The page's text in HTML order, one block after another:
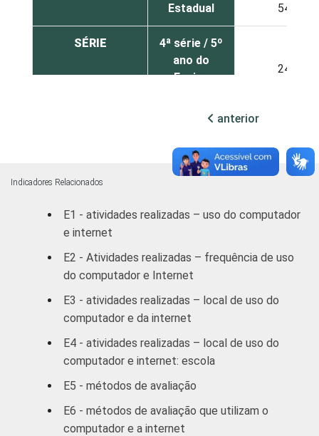
Estadual 54
SÉRIE
4ª série / 5º
ano do
Ensino
24
ano do
Ensino
Fundamental
52
2º ano do
Médio
vídeos, imagens e sons em trabalhos e
apresentações como método de avaliação.
Respostas estimuladas.
Base: 4.607 alunos que realizam
como método de avaliação. Respostas
estimuladas.
Base: 4.769 alunos que realizam tarefas e
anterior
Indicadores Relacionados
E1 - atividades realizadas – uso do computador
e internet
E2 - Atividades realizadas – frequência de uso
do computador e Internet
E3 - atividades realizadas – local de uso do
computador e da internet
E4 - atividades realizadas – local de uso do
computador e internet: escola
E5 - métodos de avaliação
E6 - métodos de avaliação que utilizam o
computador e a internet